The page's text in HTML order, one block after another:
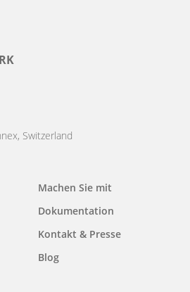
Switzerland
Machen Sie mit
Dokumentation
Kontakt & Presse
Blog